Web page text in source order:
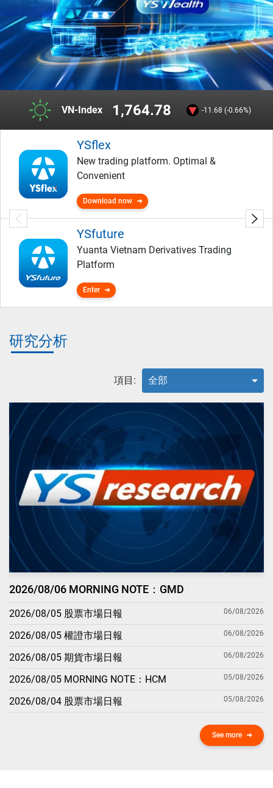
VN-Index 1,764.78 -11.68 (-0.66%)
YSflex
New trading platform. Optimal &
Convenient
Download now
YSfuture
Yuanta Vietnam Derivatives Trading
Platform
Enter
研究分析
項目: 全部
2026/08/06 MORNING NOTE：GMD
2026/08/05 股票市場日報 06/08/2026
2026/08/05 權證市場日報 06/08/2026
2026/08/05 期貨市場日報 06/08/2026
2026/08/05 MORNING NOTE：HCM 05/08/2026
2026/08/04 股票市場日報 05/08/2026
See more